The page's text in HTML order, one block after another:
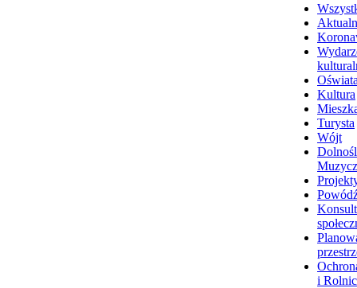
Kultura
Turysta
Wójt
i